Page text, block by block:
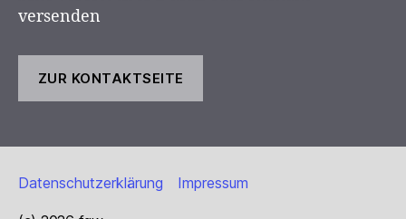
versenden
ZUR KONTAKTSEITE
Datenschutzerklärung Impressum